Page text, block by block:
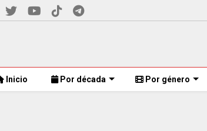
Inicio Por década Por género